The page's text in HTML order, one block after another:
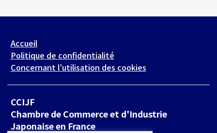
Accueil
Politique de confidentialité
Concernant l’utilisation des cookies
CCIJF
Chambre de Commerce et d'Industrie
Japonaise en France